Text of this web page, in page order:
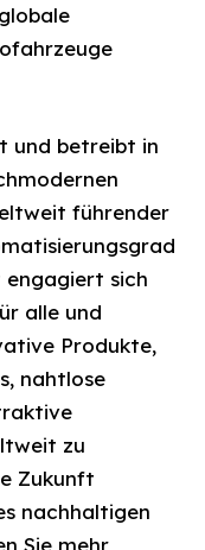
und betreibt in
führender
engagiert sich
alle und
Produkte,
nahtlose
zu
Zukunft
nachhaltigen
Sie mehr